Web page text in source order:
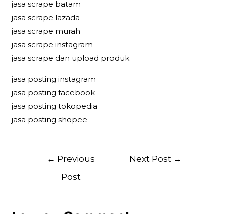
jasa scrape batam
jasa scrape lazada
jasa scrape murah
jasa scrape instagram
jasa scrape dan upload produk
jasa posting instagram
jasa posting facebook
jasa posting tokopedia
jasa posting shopee
Post
navigation
← Previous
Post
Next Post →